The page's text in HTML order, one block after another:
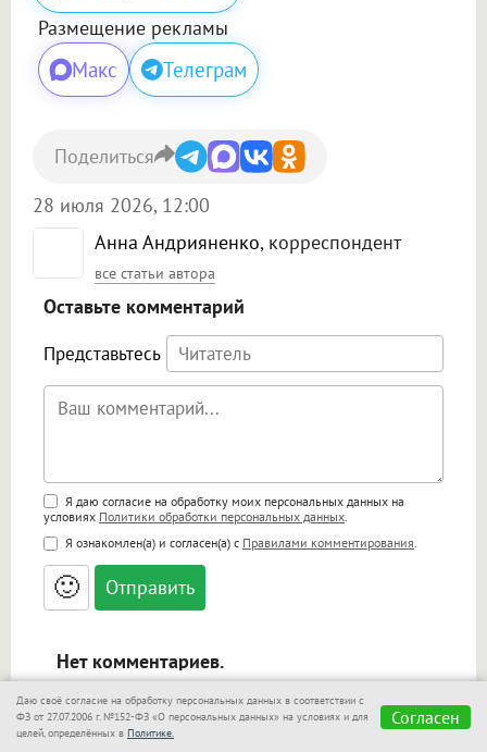
Размещение рекламы
Макс Телеграм
Анна Андрияненко, корреспондент
все статьи автора
28 июля 2026, 12:00
Поделиться
Оставьте комментарий
Представьтесь
Поддержка HTML
<b>, <strong>, <u>, <i>, <em>, <s>, <big>,
<small>, <sup>, <sub>, <pre>, <ul>, <ol>, <li>,
<blockquote>, <code> экранирует HTML,
адреса URL автоматически становятся
ссылками, и [img]адрес[/img] будет
Я даю согласие на обработку моих персональных данных на
условиях Политики обработки персональных данных.
Я ознакомлен(а) и согласен(а) с Правилами комментирования.
🙂
Нет комментариев.
Даю своё согласие на обработку персональных данных в соответствии с
ФЗ от 27.07.2006 г. №152-ФЗ «О персональных данных» на условиях и для
целей, определённых в Политике.
Согласен